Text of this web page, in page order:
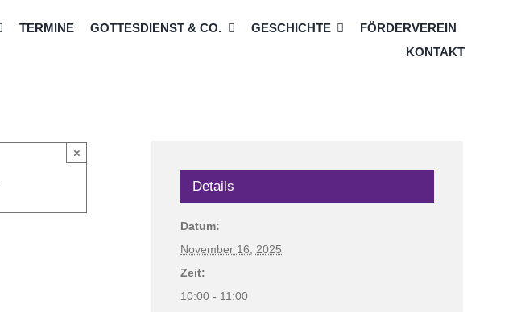
TERMINE GOTTESDIENST & CO. GESCHICHTE
FÖRDERVEREIN
KONTAKT
×
Details
Datum:
November 16, 2025
Zeit:
10:00 - 11:00